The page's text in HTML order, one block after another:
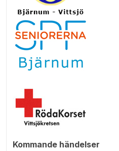
Kommande händelser